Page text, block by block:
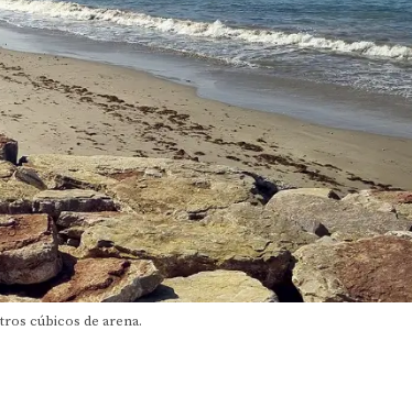
cúbicos de arena.